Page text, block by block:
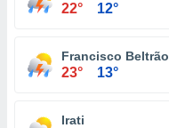
22° 12°
Francisco Beltrão
23° 13°
Irati